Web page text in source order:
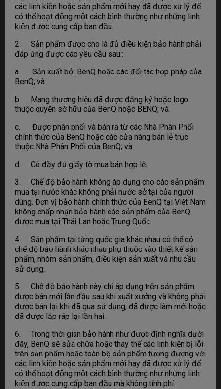
các linh kiện hoặc sản phẩm mới hay đã được xử lý để
có thể hoạt động một cách bình thường như những linh
kiện được cung cấp ban đầu..
2. Sản phẩm được cho là đủ điều kiện bảo hành phải
đáp ứng được các yêu cầu sau::
a. Sản xuất bởi BenQ hoặc các đối tác hợp pháp của
BenQ; và
b. Mang thương hiệu đã được đăng ký hoặc logo
thuộc quyền sở hữu của BenQ hoặc BENQ; và
c. Được phân phối và bán ra từ các Nhà Phân Phối
chính thức của BenQ hoặc các cửa hàng bán lẻ trực
thuộc Nhà Phân Phối của BenQ; và
d. Có đầy đủ giấy tờ mua bán hợp lệ.
3. Chế độ bảo hành không áp dụng cho các sản phẩm
mua tại nước khác không phải nước sở tại của người
dùng. Đơn vị bảo hành chính thức của BenQ tại Việt Nam
không chấp nhận bảo hành các sản phẩm của BenQ
được mua tại Thái Lan hoặc Trung Quốc.
4. Sản phẩm tại từng quốc gia khác nhau có thể có
chế độ bảo hành khác nhau phụ thuộc vào thiết kế sản
phẩm, nhóm sản phẩm, điều kiện sản xuất và nhu cầu
sử dụng.
5. Chế độ bảo hành này chỉ áp dụng trên sản phẩm
được bán mới lần đầu sau khi xuất xưởng và không phải
được bán lại khi đã qua sử dụng, đã được làm mới hoặc
đã được lắp ráp lại lần hai.
6. Trong thời gian bảo hành như được định nghĩa dưới
đây, BenQ sẽ sửa chữa hoặc thay thế các linh kiện bị lỗi
trên sản phẩm hoặc toàn bộ sản phẩm tương đương với
các linh kiện hoặc sản phẩm mới hay đã được xử lý để
có thể hoạt động một cách bình thường như những linh
kiện được cung cấp ban đầu mà không tính phí.